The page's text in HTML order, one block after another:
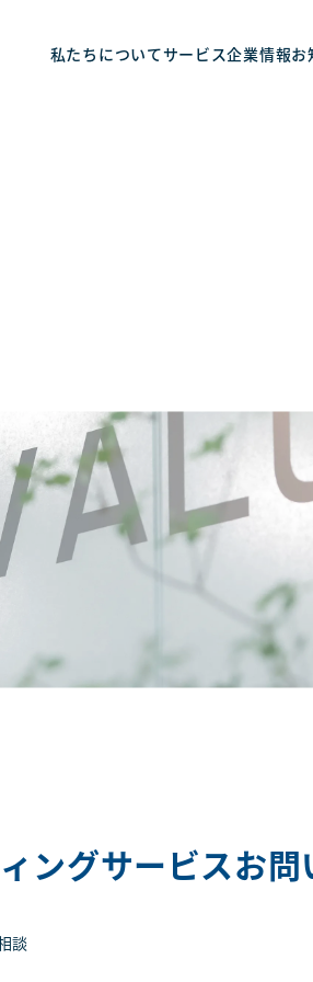
私たちについてサービス企業情報お
ングサービスお
談